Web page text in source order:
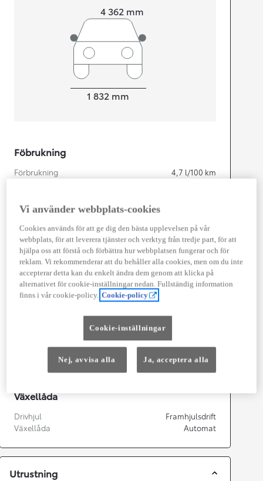
4 362 mm
1 832 mm
Föbrukning
Förbrukning 4,7 l/100 km
Kombinerad Co2
Motor
Cylindrar
4
Kapacitet
1 798
Effekt
kw (140 hk)
Topphastighet 175km/h
Acceleration 0-100km/h
9,9sekunder
Växellåda
Drivhjul
Framhjulsdrift
Växellåda
Automat
Utrustning
Vi använder webbplats-cookies
Cookies används för att ge dig den bästa upplevelsen på vår
webbplats, för att leverera tjänster och verktyg från tredje part, för att
hjälpa oss att förstå och förbättra hur webbplatsen fungerar och för
reklam. Vi rekommenderar att du behåller alla cookies, men om du inte
accepterar detta kan du enkelt ändra dem genom att klicka på
alternativet för cookie-inställningar nedan. Fullständig information
finns i vår cookie-policy. Cookie-policy
Cookie-inställningar
Nej, avvisa alla Ja, acceptera alla